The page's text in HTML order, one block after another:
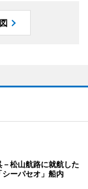
－松山航路に就航した
ーパセオ」船内